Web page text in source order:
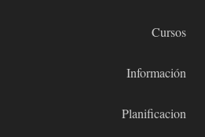
Cursos
Información
Planificacion